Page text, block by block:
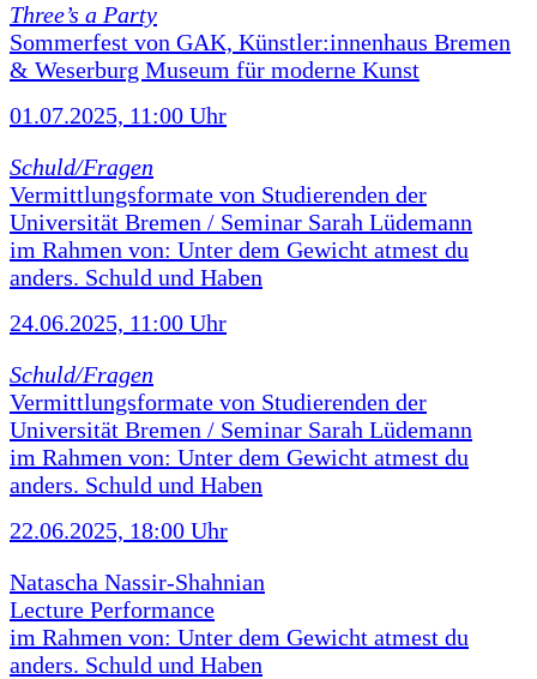
Three’s a Party
Sommerfest von GAK, Künstler:innenhaus Bremen
& Weserburg Museum für moderne Kunst
01.07.2025, 11:00 Uhr
Schuld/Fragen
Vermittlungsformate von Studierenden der
Universität Bremen / Seminar Sarah Lüdemann
im Rahmen von: Unter dem Gewicht atmest du
anders. Schuld und Haben
24.06.2025, 11:00 Uhr
Schuld/Fragen
Vermittlungsformate von Studierenden der
Universität Bremen / Seminar Sarah Lüdemann
im Rahmen von: Unter dem Gewicht atmest du
anders. Schuld und Haben
22.06.2025, 18:00 Uhr
Natascha Nassir-Shahnian
Lecture Performance
im Rahmen von: Unter dem Gewicht atmest du
anders. Schuld und Haben